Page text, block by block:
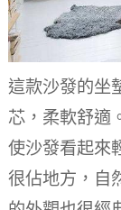
這款沙發的坐
芯，柔軟舒適
使沙發看起來
很佔地方，自